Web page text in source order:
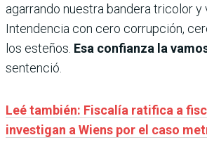
agarrando nuestra bandera tricolor y
Intendencia con cero corrupción,
los esteños. Esa confianza la
sentenció.
Leé también: Fiscalía ratifica a
investigan a Wiens por el caso